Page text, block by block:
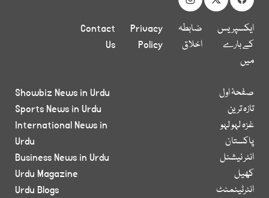
ایکسپریس
کے بارے
میں
ضابطہ
اخلاق
Privacy
Policy
Contact
Us
صفحۂ اول
تازہ ترین
غزہ لہو لہو
پاکستان
انٹر نیشنل
کھیل
انٹرٹینمنٹ
Showbiz News in Urdu
Sports News in Urdu
International News in
Urdu
Business News in Urdu
Urdu Magazine
Urdu Blogs